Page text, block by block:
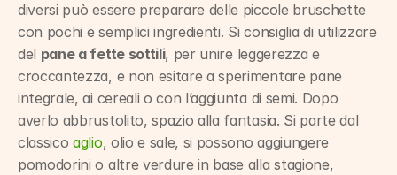
diversi può essere preparare delle piccole bruschette
con pochi e semplici ingredienti. Si consiglia di utilizzare
del pane a fette sottili, per unire leggerezza e
croccantezza, e non esitare a sperimentare pane
integrale, ai cereali o con l’aggiunta di semi. Dopo
averlo abbrustolito, spazio alla fantasia. Si parte dal
classico aglio, olio e sale, si possono aggiungere
pomodorini o altre verdure in base alla stagione,